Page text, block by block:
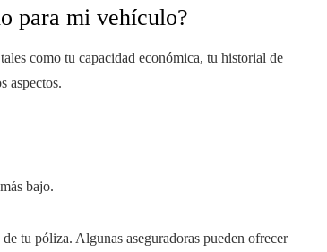
para mi vehículo?
como tu capacidad económica, tu historial de
aspectos.
bajo.
tu póliza. Algunas aseguradoras pueden ofrecer